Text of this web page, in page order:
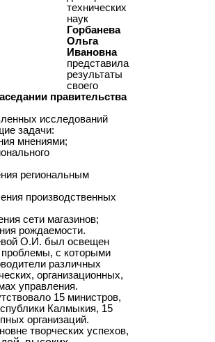
технических
наук
Горбанева
Ольга
Ивановна
представила
результаты
своего
правительства
исследований
задачи:
мнениями;
региональным
производственных
сети магазинов;
рождаемости.
О.И. был освещен
проблемы, с которыми
различных
организационных,
управления.
15 министров,
Калмыкия, 15
организаций.
творческих успехов,